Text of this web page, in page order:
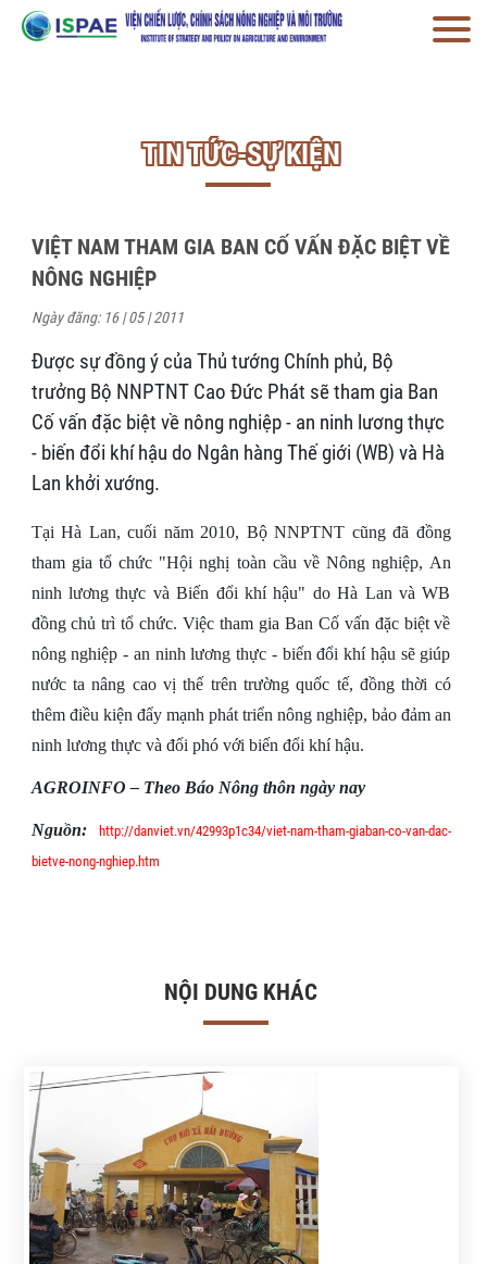
TIN TỨC-SỰ KIỆN
VIỆT NAM THAM GIA BAN CỐ VẤN ĐẶC BIỆT VỀ
NÔNG NGHIỆP
Ngày đăng: 16 | 05 | 2011
Được sự đồng ý của Thủ tướng Chính phủ, Bộ
trưởng Bộ NNPTNT Cao Đức Phát sẽ tham gia Ban
Cố vấn đặc biệt về nông nghiệp - an ninh lương thực
- biến đổi khí hậu do Ngân hàng Thế giới (WB) và Hà
Lan khởi xướng.
Tại Hà Lan, cuối năm 2010, Bộ NNPTNT cũng đã đồng
tham gia tổ chức "Hội nghị toàn cầu về Nông nghiệp, An
ninh lương thực và Biến đổi khí hậu" do Hà Lan và WB
đồng chủ trì tổ chức. Việc tham gia Ban Cố vấn đặc biệt về
nông nghiệp - an ninh lương thực - biến đổi khí hậu sẽ giúp
nước ta nâng cao vị thế trên trường quốc tế, đồng thời có
thêm điều kiện đẩy mạnh phát triển nông nghiệp, bảo đảm an
ninh lương thực và đối phó với biến đổi khí hậu.
AGROINFO – Theo Báo Nông thôn ngày nay
Nguồn:
http://danviet.vn/42993p1c34/viet-nam-tham-giaban-co-van-dac-
bietve-nong-nghiep.htm
NỘI DUNG KHÁC